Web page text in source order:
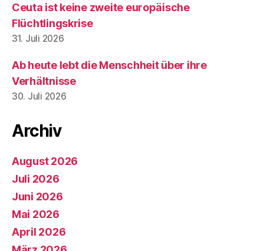
Ceuta ist keine zweite europäische
Flüchtlingskrise
31. Juli 2026
Ab heute lebt die Menschheit über ihre
Verhältnisse
30. Juli 2026
Archiv
August 2026
Juli 2026
Juni 2026
Mai 2026
April 2026